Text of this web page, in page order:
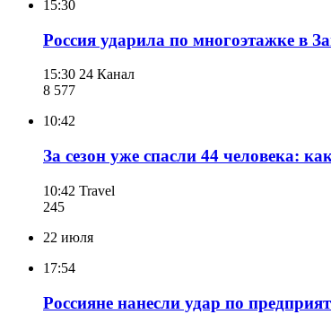
15:30
Россия ударила по многоэтажке в
15:30 24 Канал
8 577
10:42
За сезон уже спасли 44 человека:
10:42 Travel
245
22 июля
17:54
Россияне нанесли удар по